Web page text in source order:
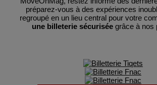
préparez-vous à des expériences
regroupé en un lieu central pour votre
une billeterie sécuriséegrâce à nos